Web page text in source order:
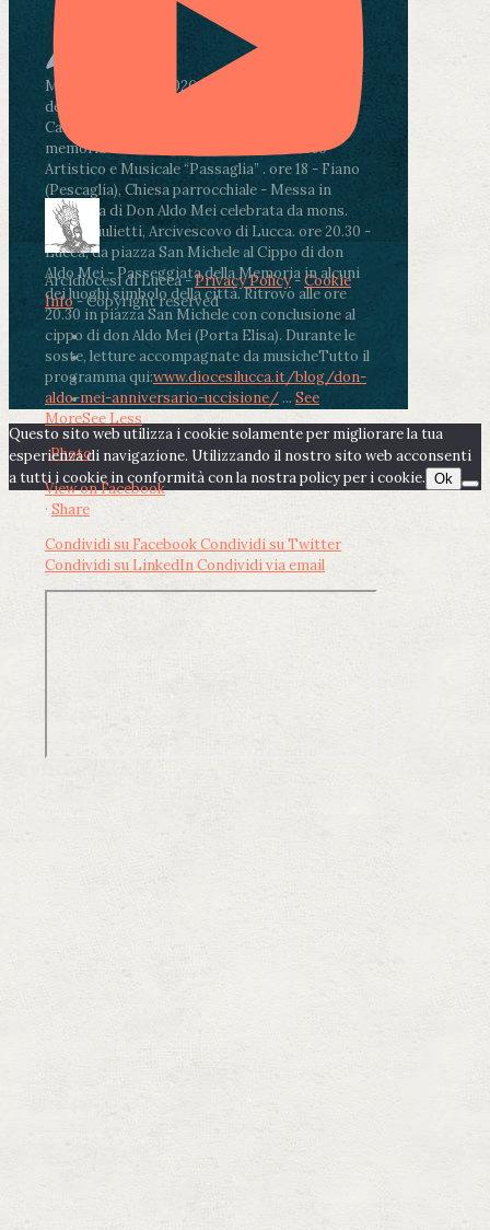
Martedì 4 agosto2026ore 11:30 - Lucca, Scuola
dell’Infanzia don Aldo Mei - Viale Castruccio
Castracani 435 - Inaugurazione murales in
memoria di don Aldo Mei curato dal Liceo
Artistico e Musicale “Passaglia” . ore 18 - Fiano
(Pescaglia), Chiesa parrocchiale - Messa in
memoria di Don Aldo Mei celebrata da mons.
Paolo Giulietti, Arcivescovo di Lucca. ore 20.30 -
Lucca, da piazza San Michele al Cippo di don
Aldo Mei - Passeggiata della Memoria in alcuni
dei luoghi simbolo della città. Ritrovo alle ore
20.30 in piazza San Michele con conclusione al
cippo di don Aldo Mei (Porta Elisa). Durante le
soste, letture accompagnate da musicheTutto il
programma qui:www.diocesilucca.it/blog/don-
aldo-mei-anniversario-uccisione/ ... See
MoreSee Less
Photo
View on Facebook
· Share
Condividi su FacebookCondividi su Twitter
Condividi su LinkedInCondividi via email
Arcidiocesi di Lucca -Privacy Policy-Cookie
Info- Copyright reserved
Questo sito web utilizza i cookie solamente per migliorare la tua
esperienza di navigazione. Utilizzando il nostro sito web acconsenti
a tutti i cookie in conformità con la nostra policy per i cookie. Ok